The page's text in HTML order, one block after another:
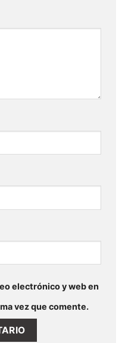
electrónico y web en
vez que comente.